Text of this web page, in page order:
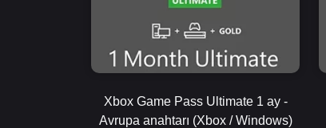
Xbox Game Pass Ultimate 1 ay -
Avrupa anahtarı (Xbox / Windows)